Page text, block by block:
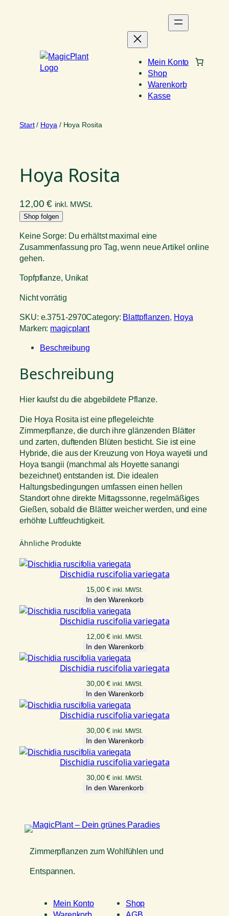
Mein Konto
Shop
Warenkorb
Kasse
Start/ Hoya / Hoya Rosita
Hoya Rosita
12,00€ inkl. MWSt.
Shop folgen
Keine Sorge: Du erhältst maximal eine
Zusammenfassung pro Tag, wenn neue Artikel online
gehen.
Topfpflanze, Unikat
Nicht vorrätig
SKU: e.3751-2970Category: Blattpflanzen, Hoya
Marken: magicplant
Beschreibung
Beschreibung
Hier kaufst du die abgebildete Pflanze.
Die Hoya Rosita ist eine pflegeleichte
Zimmerpflanze, die durch ihre glänzenden Blätter
und zarten, duftenden Blüten besticht. Sie ist eine
Hybride, die aus der Kreuzung von Hoya wayetii und
Hoya tsangii (manchmal als Hoyette sanangi
bezeichnet) entstanden ist. Die idealen
Haltungsbedingungen umfassen einen hellen
Standort ohne direkte Mittagssonne, regelmäßiges
Gießen, sobald die Blätter weicher werden, und eine
erhöhte Luftfeuchtigkeit.
Ähnliche Produkte
Dischidia ruscifolia variegata
15,00€ inkl. MWSt.
In den Warenkorb
Dischidia ruscifolia variegata
12,00€ inkl. MWSt.
In den Warenkorb
Dischidia ruscifolia variegata
30,00€ inkl. MWSt.
In den Warenkorb
Dischidia ruscifolia variegata
30,00€ inkl. MWSt.
In den Warenkorb
Dischidia ruscifolia variegata
30,00€ inkl. MWSt.
In den Warenkorb
Zimmerpflanzen zum Wohlfühlen und
Entspannen.
Mein Konto
Shop